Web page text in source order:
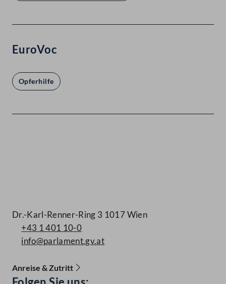
EuroVoc
Opferhilfe
Dr.-Karl-Renner-Ring 3 1017 Wien
+43 1 401 10-0
info@parlament.gv.at
Anreise & Zutritt